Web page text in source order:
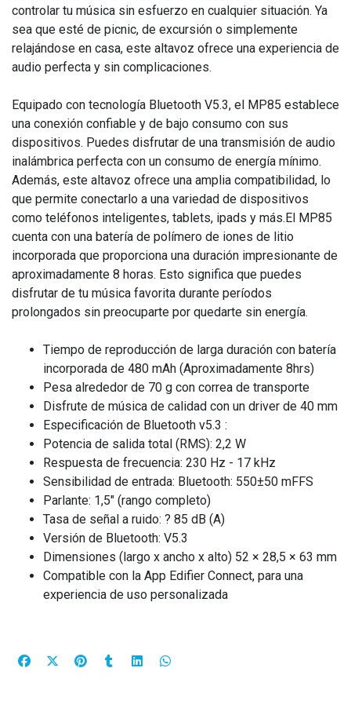
controlar tu música sin esfuerzo en cualquier situación. Ya
sea que esté de picnic, de excursión o simplemente
relajándose en casa, este altavoz ofrece una experiencia de
audio perfecta y sin complicaciones.
Equipado con tecnología Bluetooth V5.3, el MP85 establece
una conexión confiable y de bajo consumo con sus
dispositivos. Puedes disfrutar de una transmisión de audio
inalámbrica perfecta con un consumo de energía mínimo.
Además, este altavoz ofrece una amplia compatibilidad, lo
que permite conectarlo a una variedad de dispositivos
como teléfonos inteligentes, tablets, ipads y más.El MP85
cuenta con una batería de polímero de iones de litio
incorporada que proporciona una duración impresionante de
aproximadamente 8 horas. Esto significa que puedes
disfrutar de tu música favorita durante períodos
prolongados sin preocuparte por quedarte sin energía.
Tiempo de reproducción de larga duración con batería
incorporada de 480 mAh (Aproximadamente 8hrs)
Pesa alrededor de 70 g con correa de transporte
Disfrute de música de calidad con un driver de 40 mm
Especificación de Bluetooth v5.3 :
Potencia de salida total (RMS): 2,2 W
Respuesta de frecuencia: 230 Hz - 17 kHz
Sensibilidad de entrada: Bluetooth: 550±50 mFFS
Parlante: 1,5" (rango completo)
Tasa de señal a ruido: ? 85 dB (A)
Versión de Bluetooth: V5.3
Dimensiones (largo x ancho x alto) 52 × 28,5 × 63 mm
Compatible con la App Edifier Connect, para una
experiencia de uso personalizada